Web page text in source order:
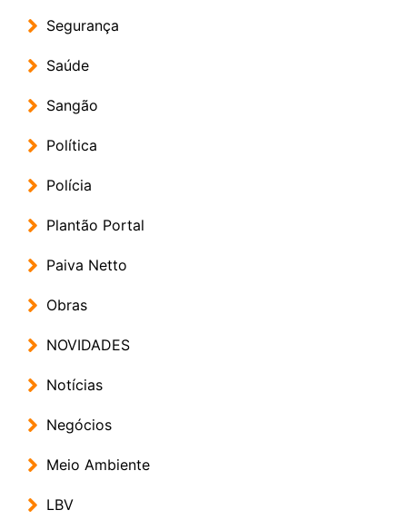
Segurança
Saúde
Sangão
Política
Polícia
Plantão Portal
Paiva Netto
Obras
NOVIDADES
Notícias
Negócios
Meio Ambiente
LBV